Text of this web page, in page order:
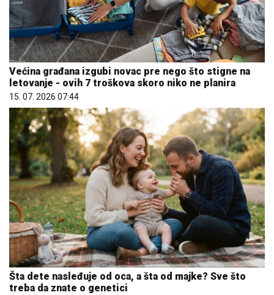
Većina građana izgubi novac pre nego što stigne na
letovanje - ovih 7 troškova skoro niko ne planira
15. 07. 2026 07:44
Šta dete nasleđuje od oca, a šta od majke? Sve što
treba da znate o genetici